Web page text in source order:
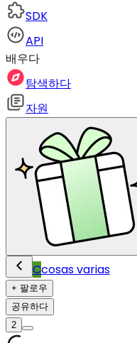
SDK
API
배우다
탐색하다
자원
Ccosas varias
+ 팔로우
공유하다
2